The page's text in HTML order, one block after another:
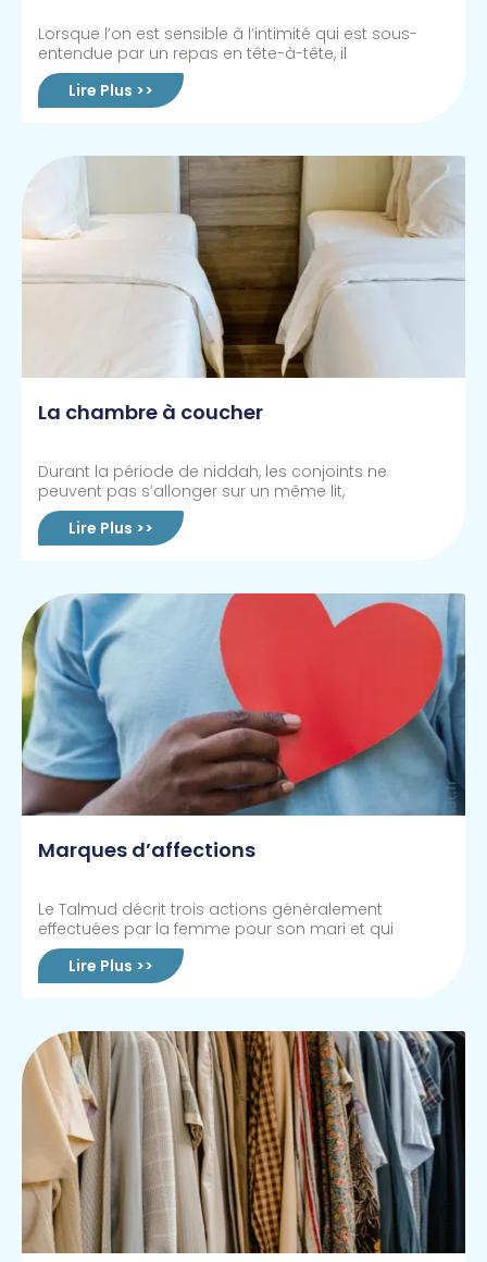
Lorsque l’on est sensible à l’intimité qui est sous-
entendue par un repas en tête-à-tête, il
Lire Plus >>
La chambre à coucher
Durant la période de niddah, les conjoints ne
peuvent pas s’allonger sur un même lit,
Lire Plus >>
Marques d’affections
Le Talmud décrit trois actions généralement
effectuées par la femme pour son mari et qui
Lire Plus >>